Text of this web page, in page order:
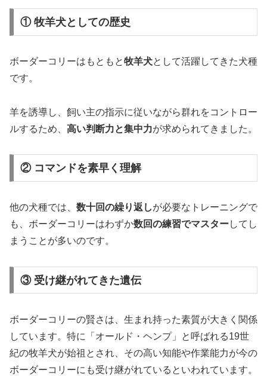
① 牧羊犬としての歴史
ボーダーコリーはもともと牧羊犬として活躍してきた犬種
です。
羊を誘導し、飼い主の指示に従いながら群れをコントロー
ルするため、 高い判断力と集中力が求められてきました。
② コマンドを素早く理解
他の犬種では、 数十回の繰り返しが必要なトレーニングで
も、ボーダーコリーはわずか数回の練習でマスターしてし
まうことが多いのです。
③ 受け継がれてきた遺伝
ボーダーコリーの賢さは、生まれ持った素質が大きく関係
しています。特に「オールド・ヘンプ」と呼ばれる19世
紀の牧羊犬が始祖とされ、その高い知能や作業能力が今の
ボーダーコリーにも受け継がれているといわれています。